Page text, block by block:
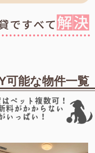
可能な物件一覧